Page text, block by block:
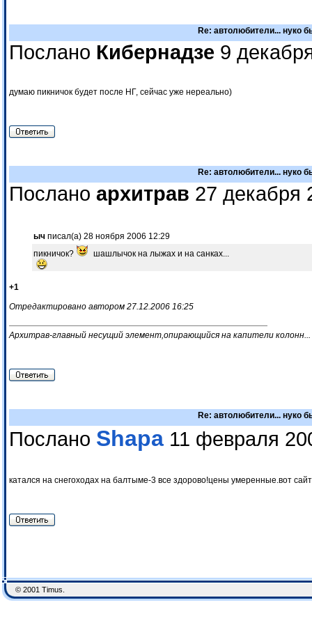
Re: автолюбители... нуко
Послано Кибернадзе 9
думаю пикничок будет после НГ, сейчас уже нереально)
Re: автолюбители... нуко
Послано архитрав 27 декабря
ыч писал(а) 28 ноября 2006 12:29
пикничок?
шашлычок на лыжах и на санках...
+1
Отредактировано автором 27.12.2006 16:25
Архитрав-главный несущий элемент,опирающийся на капители колонн...
Re: автолюбители... нуко
Послано Shapa 11 февраля
катался на снегоходах на балтыме-3 все здорово!цены умеренные.вот
© 2001 Timus.